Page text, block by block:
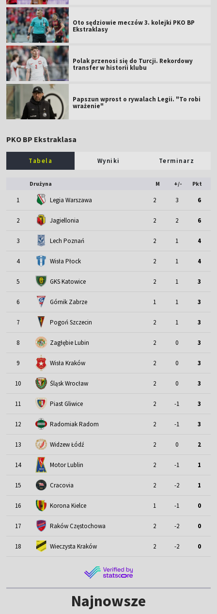
Oto sędziowie meczów 3. kolejki PKO BP
Ekstraklasy
Polak przenosi się do Turcji. Rekordowy
transfer w historii klubu
Papszun wprost o rywalach Legii. "To robi
wrażenie"
PKO BP Ekstraklasa
Tabela Wyniki Terminarz
Drużyna M +/- Pkt
1 Legia Warszawa 2 3 6
2 Jagiellonia 2 2 6
3 Lech Poznań 2 1 4
4 Wisła Płock 2 1 4
5 GKS Katowice 2 1 3
6 Górnik Zabrze 1 1 3
7 Pogoń Szczecin 2 1 3
8 Zagłębie Lubin 2 0 3
9 Wisła Kraków 2 0 3
10 Śląsk Wrocław 2 0 3
11 Piast Gliwice 2 -1 3
12 Radomiak Radom 2 -1 3
13 Widzew Łódź 2 0 2
14 Motor Lublin 2 -1 1
15 Cracovia 2 -2 1
16 Korona Kielce 1 -1 0
17 Raków Częstochowa 2 -2 0
18 Wieczysta Kraków 2 -2 0
Najnowsze